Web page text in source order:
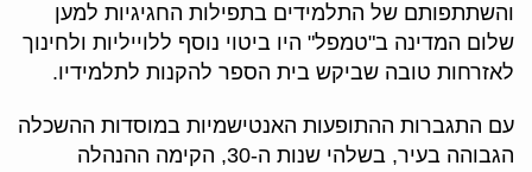
והשתתפותם של התלמידים בתפילות החגיגיות למען
שלום המדינה ב"טמפל" היו ביטוי נוסף ללוייליות ולחינוך
לאזרחות טובה שביקש בית הספר להקנות לתלמידיו.
עם התגברות ההתופעות האנטישמיות במוסדות ההשכלה
הגבוהה בעיר, בשלהי שנות ה-30, הקימה ההנהלה